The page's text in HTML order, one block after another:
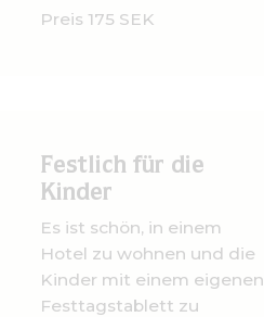
Preis 175 SEK
Festlich für die
Kinder
Es ist schön, in einem
Hotel zu wohnen und die
Kinder mit einem eigenen
Festtagstablett zu